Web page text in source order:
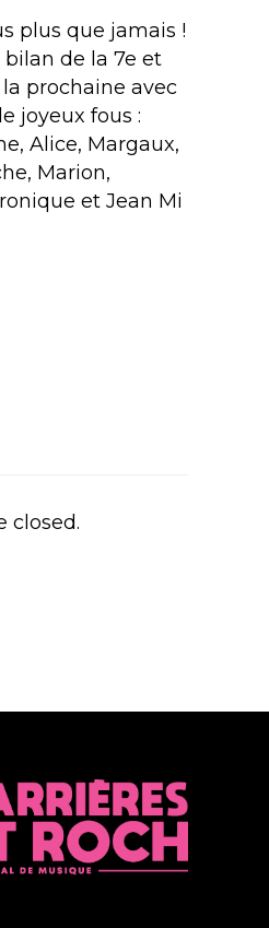
plus que jamais !
de la 7e et
prochaine avec
joyeux fous :
Alice, Margaux,
Marion,
et Jean Mi
closed.